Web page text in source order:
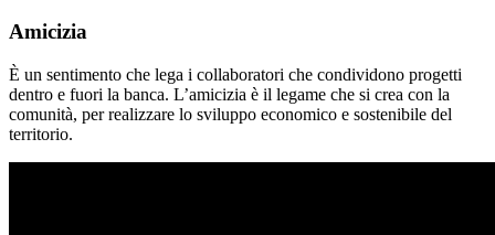
Amicizia
È un sentimento che lega i collaboratori che condividono progetti
dentro e fuori la banca. L’amicizia è il legame che si crea con la
comunità, per realizzare lo sviluppo economico e sostenibile del
territorio.